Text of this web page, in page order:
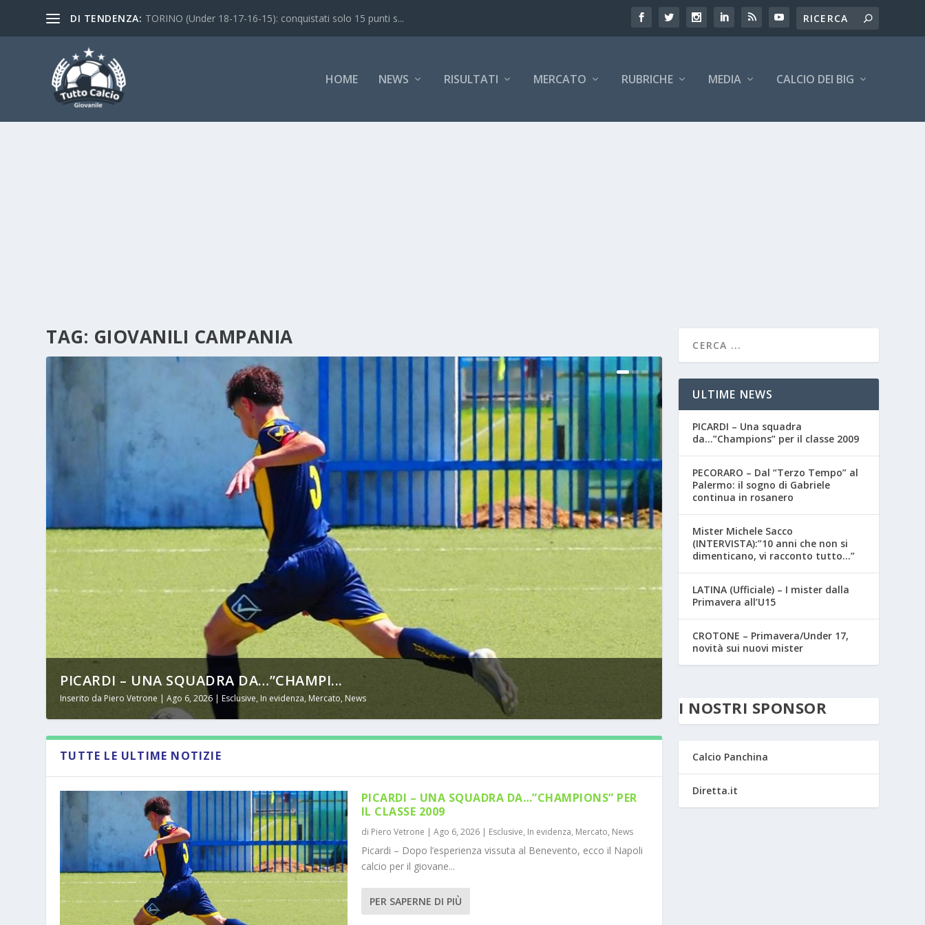
DI TENDENZA: TORINO (Under 18-17-16-15): conquistati solo 15 punti s...
HOME NEWS RISULTATI MERCATO RUBRICHE MEDIA CALCIO DEI BIG
TAG: GIOVANILI CAMPANIA
PICARDI – UNA SQUADRA DA…”CHAMPI...
Inserito da Piero Vetrone |Ago 6, 2026 |Esclusive, In evidenza,Mercato, News
TUTTE LE ULTIME NOTIZIE
PICARDI – UNA SQUADRA DA…”CHAMPIONS” PER
IL CLASSE 2009
di Piero Vetrone | Ago 6, 2026| Esclusive, In evidenza, Mercato, News
Picardi – Dopo l’esperienza vissuta al Benevento, ecco il Napoli
calcio per il giovane...
PER SAPERNE DI PIÙ
ULTIME NEWS
PICARDI – Una squadra
da…”Champions” per il classe 2009
PECORARO – Dal “Terzo Tempo” al
Palermo: il sogno di Gabriele
continua in rosanero
Mister Michele Sacco
(INTERVISTA):”10 anni che non si
dimenticano, vi racconto tutto…”
LATINA (Ufficiale) – I mister dalla
Primavera all’U15
CROTONE – Primavera/Under 17,
novità sui nuovi mister
I NOSTRI SPONSOR
Calcio Panchina
Diretta.it